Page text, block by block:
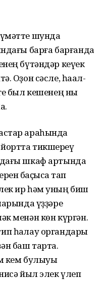
шунда
барға барғанда
бүтәндәр кеүек
Оҙон сәсле, һаҡал-
был кешенең ныҡ
араһында
тикшереү
шкаф артында
баҫҡысҡа тап
ир һәм уның биш
үҙҙәре
менән көн күргән.
һаҡлау органдары
баш тарта.
кем булыуы
йыл элек үлеп